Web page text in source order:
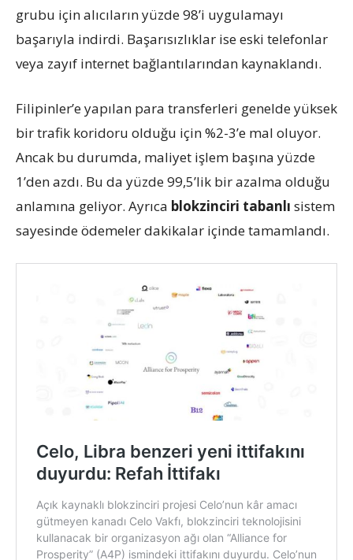
grubu için alıcıların yüzde 98’i uygulamayı
başarıyla indirdi. Başarısızlıklar ise eski telefonlar
veya zayıf internet bağlantılarından kaynaklandı.
Filipinler’e yapılan para transferleri genelde yüksek
bir trafik koridoru olduğu için %2-3’e mal oluyor.
Ancak bu durumda, maliyet işlem başına yüzde
1’den azdı. Bu da yüzde 99,5’lik bir azalma olduğu
anlamına geliyor. Ayrıca blokzinciri tabanlı sistem
sayesinde ödemeler dakikalar içinde tamamlandı.